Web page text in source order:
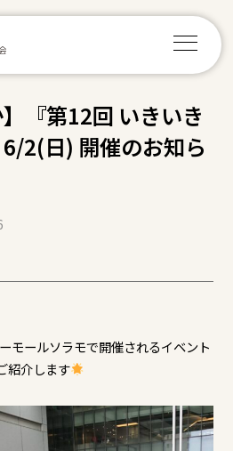
】『第12回 いきいき
2(日) 開催のお知ら
モールソラモで開催されるイベント
紹介します